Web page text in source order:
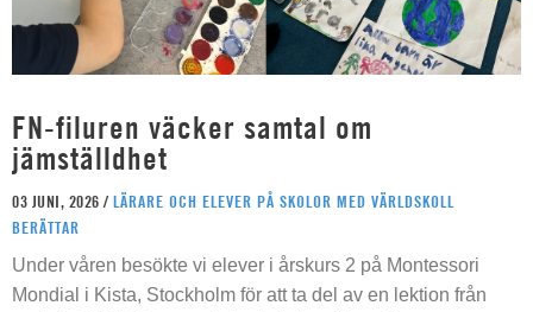
FN-filuren väcker samtal om
jämställdhet
03 JUNI, 2026 / LÄRARE OCH ELEVER PÅ SKOLOR MED VÄRLDSKOLL
BERÄTTAR
Under våren besökte vi elever i årskurs 2 på Montessori
Mondial i Kista, Stockholm för att ta del av en lektion från